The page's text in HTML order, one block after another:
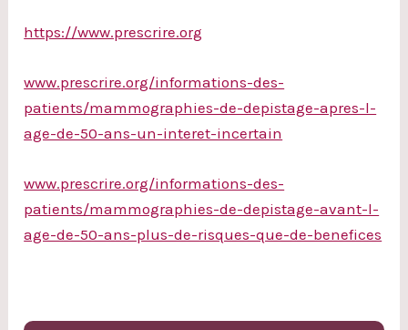
https://www.prescrire.org
www.prescrire.org/informations-des-
patients/mammographies-de-depistage-apres-l-
age-de-50-ans-un-interet-incertain
www.prescrire.org/informations-des-
patients/mammographies-de-depistage-avant-l-
age-de-50-ans-plus-de-risques-que-de-benefices